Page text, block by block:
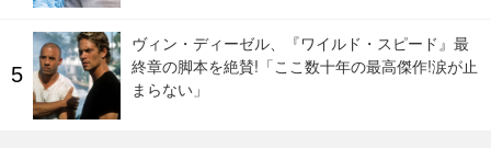
ヴィン・ディーゼル、『ワイルド・スピード』最
終章の脚本を絶賛!「ここ数十年の最高傑作!涙が止
まらない」